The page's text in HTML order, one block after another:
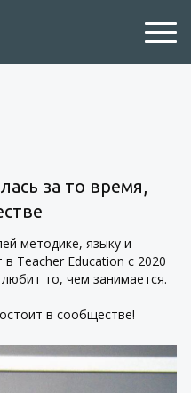
за то время,
методике, языку и
Teacher Education с 2020
то, чем занимается.
в сообществе!